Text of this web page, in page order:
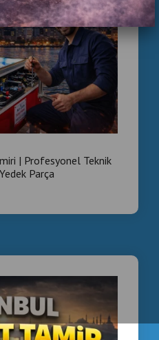
| Profesyonel Teknik
Parça